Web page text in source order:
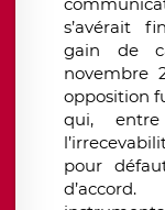
s’avérait
gain de
novembre
opposition
qui,
pour